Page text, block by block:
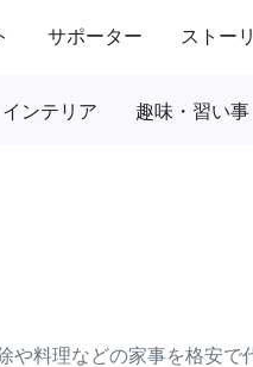
サポーター ストー
インテリア 趣味・習い事
や料理などの家事を格安で